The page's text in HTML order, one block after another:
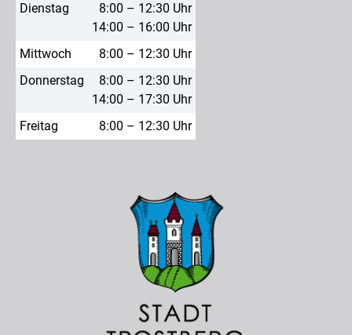
Dienstag
8:00 – 12:30 Uhr
14:00 – 16:00 Uhr
Mittwoch
8:00 – 12:30 Uhr
Donnerstag
8:00 – 12:30 Uhr
14:00 – 17:30 Uhr
Freitag
8:00 – 12:30 Uhr